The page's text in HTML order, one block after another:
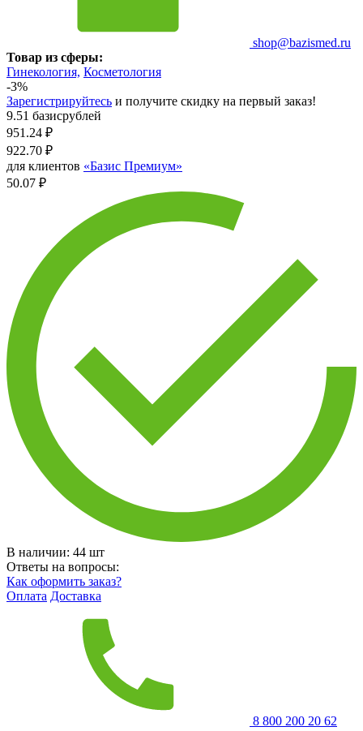
shop@bazismed.ru
Товар из сферы:
Гинекология, Косметология
-3%
Зарегистрируйтесь и получите скидку на первый заказ!
9.51 базисрублей
951.24 ₽
922.70 ₽
для клиентов «Базис Премиум»
50.07 ₽
В наличии: 44 шт
Ответы на вопросы:
Как оформить заказ?
Оплата Доставка
8 800 200 20 62